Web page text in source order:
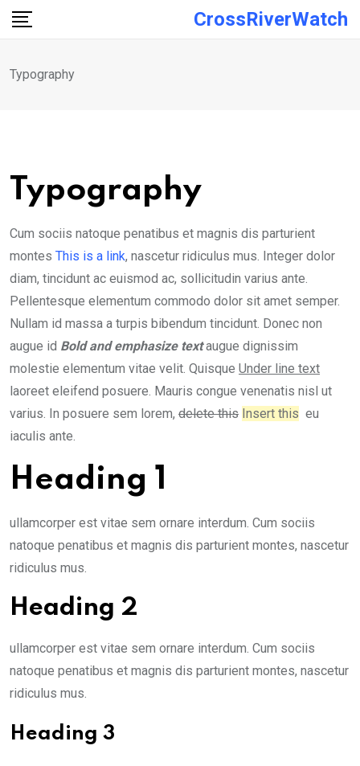
Skip
CrossRiverWatch
Typography
Typography
Cum sociis natoque penatibus et magnis dis parturient
montes This is a link, nascetur ridiculus mus. Integer dolor
diam, tincidunt ac euismod ac, sollicitudin varius ante.
Pellentesque elementum commodo dolor sit amet semper.
Nullam id massa a turpis bibendum tincidunt. Donec non
augue id Bold and emphasize textaugue dignissim
molestie elementum vitae velit. Quisque Under line text
laoreet eleifend posuere. Mauris congue venenatis nisl ut
varius. In posuere sem lorem, delete this Insert this eu
iaculis ante.
Heading 1
ullamcorper est vitae sem ornare interdum. Cum sociis
natoque penatibus et magnis dis parturient montes, nascetur
ridiculus mus.
Heading 2
ullamcorper est vitae sem ornare interdum. Cum sociis
natoque penatibus et magnis dis parturient montes, nascetur
ridiculus mus.
Heading 3